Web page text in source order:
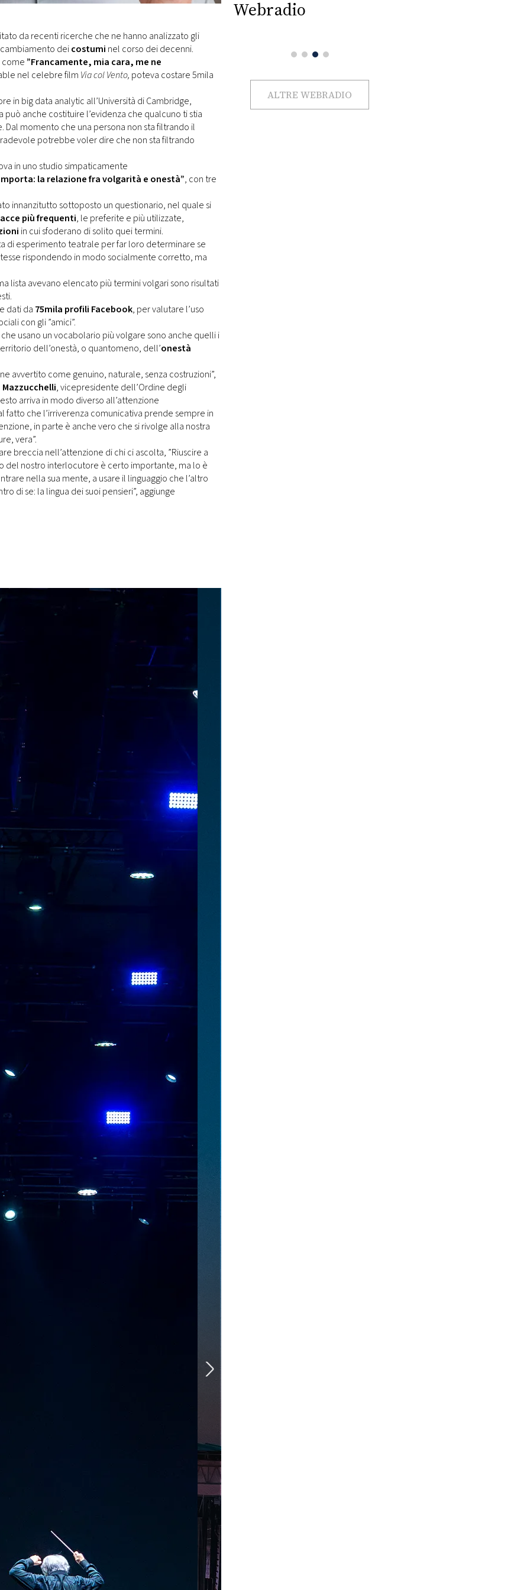
da recenti ricerche che ne hanno analizzato gli
deicostumi nel corso dei decenni.
come”Francamente, mia cara, me ne
nel celebre film Via col Vento, poteva costare 5mila
in big data analytic all’Università di Cambridge,
può anche costituire l’evidenza che qualcuno ti stia
momento che una persona non sta filtrando il
potrebbe voler dire che non sta filtrando
in uno studio simpaticamente
la relazione fra volgarità e onestà”, con tre
innanzitutto sottoposto un questionario, nel quale si
più frequenti, le preferite e più utilizzate,
in cui sfoderano di solito quei termini.
di esperimento teatrale per far loro determinare se
rispondendo in modo socialmente corretto, ma
lista avevano elencato più termini volgari sono risultati
dati da 75mila profili Facebook, per valutare l’uso
con gli ”amici”.
usano un vocabolario più volgare sono anche quelli i
dell’onestà, o quantomeno, dell’onestà
avvertito come genuino, naturale, senza costruzioni”,
, vicepresidente dell’Ordine degli
arriva in modo diverso all’attenzione
fatto che l’irriverenza comunicativa prende sempre in
in parte è anche vero che si rivolge alla nostra
vera”.
breccia nell’attenzione di chi ci ascolta, ”Riuscire a
del nostro interlocutore è certo importante, ma lo è
nella sua mente, a usare il linguaggio che l’altro
di se: la lingua dei suoi pensieri”, aggiunge
Webradio
ALTRE WEBRADIO